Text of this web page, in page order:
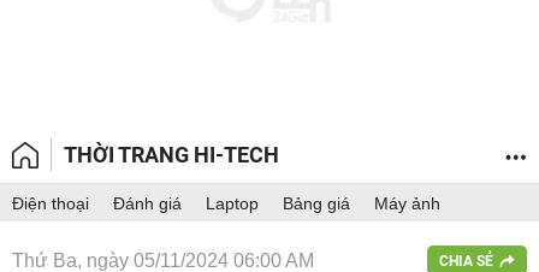
THỜI TRANG HI-TECH
Điện thoại Đánh giá Laptop Bảng giá Máy ảnh
Thứ Ba, ngày 05/11/2024 06:00 AM CHIA SẺ